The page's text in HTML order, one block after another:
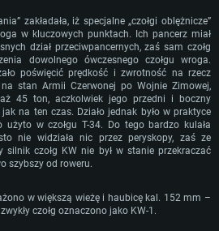
zakładała, iż specjalne „czołgi oblężnicze”
w kluczowych punktach. Ich pancerz miał
dział przeciwpancernych, zaś sam czołg
dowolnego ówczesnego czołgu wroga.
poświęcić prędkość i zwrotność na rzecz
na stan Armii Czerwonej po Wojnie Zimowej,
aż 45 ton, aczkolwiek jego przedni i boczny
na ten czas. Działo jednak było w praktyce
w czołgu T-34. Do tego bardzo kulała
nie widziała nic przez peryskopy, zaś ze
silnik czołg KW nie był w stanie przekraczać
szybszy od roweru.
w większą wieżę i haubicę kal. 152 mm –
czołg oznaczono jako KW-1.